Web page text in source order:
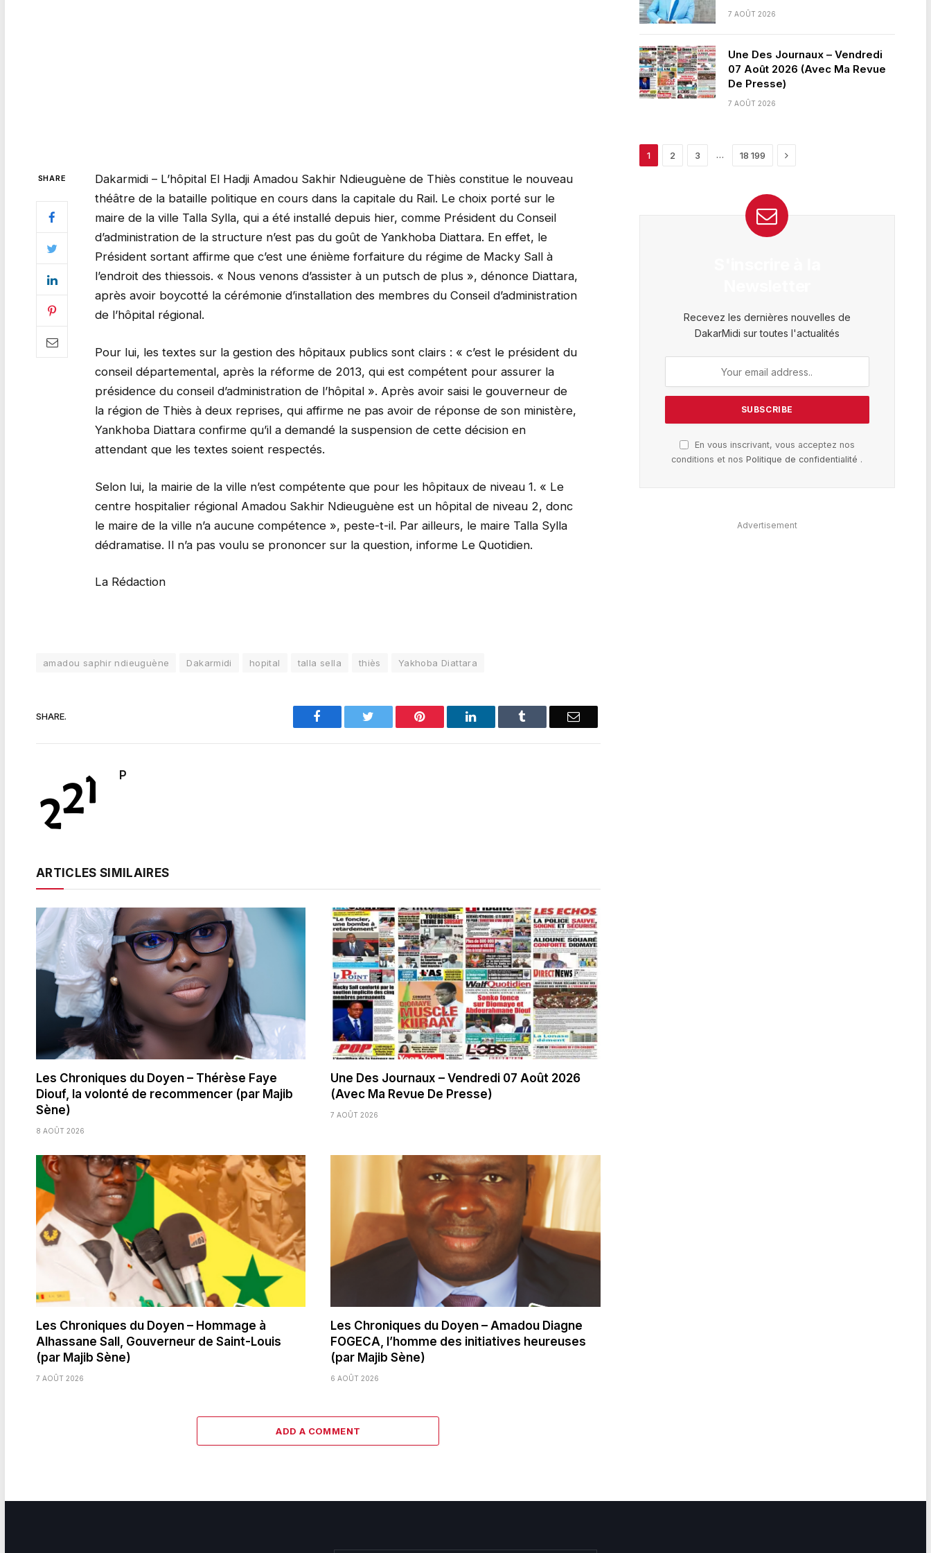
SHARE
Dakarmidi – L’hôpital El Hadji Amadou Sakhir Ndieuguène de Thiès constitue le nouveau
théâtre de la bataille politique en cours dans la capitale du Rail. Le choix porté sur le
maire de la ville Talla Sylla, qui a été installé depuis hier, comme Président du Conseil
d’administration de la structure n’est pas du goût de Yankhoba Diattara. En effet, le
Président sortant affirme que c’est une énième forfaiture du régime de Macky Sall à
l’endroit des thiessois. « Nous venons d’assister à un putsch de plus », dénonce Diattara,
après avoir boycotté la cérémonie d’installation des membres du Conseil d’administration
de l’hôpital régional.
Pour lui, les textes sur la gestion des hôpitaux publics sont clairs : « c’est le président du
conseil départemental, après la réforme de 2013, qui est compétent pour assurer la
présidence du conseil d’administration de l’hôpital ». Après avoir saisi le gouverneur de
la région de Thiès à deux reprises, qui affirme ne pas avoir de réponse de son ministère,
Yankhoba Diattara confirme qu’il a demandé la suspension de cette décision en
attendant que les textes soient respectés.
Selon lui, la mairie de la ville n’est compétente que pour les hôpitaux de niveau 1. « Le
centre hospitalier régional Amadou Sakhir Ndieuguène est un hôpital de niveau 2, donc
le maire de la ville n’a aucune compétence », peste-t-il. Par ailleurs, le maire Talla Sylla
dédramatise. Il n’a pas voulu se prononcer sur la question, informe Le Quotidien.
La Rédaction
amadou saphir ndieuguène Dakarmidi hopital talla sella thiès Yakhoba Diattara
SHARE. Facebook Pinterest LinkedIn Email
P
ARTICLES SIMILAIRES
Les Chroniques du Doyen – Thérèse Faye
Diouf, la volonté de recommencer (par Majib
Sène)
8 AOÛT 2026
Une Des Journaux – Vendredi 07 Août 2026
(Avec Ma Revue De Presse)
7 AOÛT 2026
Les Chroniques du Doyen – Hommage à
Alhassane Sall, Gouverneur de Saint-Louis
(par Majib Sène)
7 AOÛT 2026
Les Chroniques du Doyen – Amadou Diagne
FOGECA, l’homme des initiatives heureuses
(par Majib Sène)
6 AOÛT 2026
ADD A COMMENT
7 AOÛT 2026
Une Des Journaux – Vendredi
07 Août 2026 (Avec Ma Revue
De Presse)
7 AOÛT 2026
1 2 3 … 18 199 Next
Recevez les dernières nouvelles de
DakarMidi sur toutes l'actualités
En vous inscrivant, vous acceptez nos
conditions et nosPolitique de confidentialité .
Advertisement